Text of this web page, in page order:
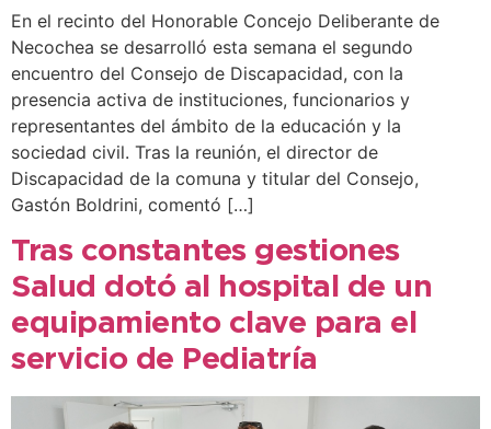
En el recinto del Honorable Concejo Deliberante de
Necochea se desarrolló esta semana el segundo
encuentro del Consejo de Discapacidad, con la
presencia activa de instituciones, funcionarios y
representantes del ámbito de la educación y la
sociedad civil. Tras la reunión, el director de
Discapacidad de la comuna y titular del Consejo,
Gastón Boldrini, comentó […]
Tras constantes gestiones
Salud dotó al hospital de un
equipamiento clave para el
servicio de Pediatría